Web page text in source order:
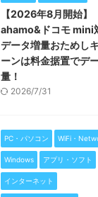
【2026年8月開始】
ahamo&ドコモ mini
データ増量おためし
ーンは料金据置でデ
量！
2026/7/31
PC・パソコン WiFi・
Windows アプリ・ソフト
インターネット